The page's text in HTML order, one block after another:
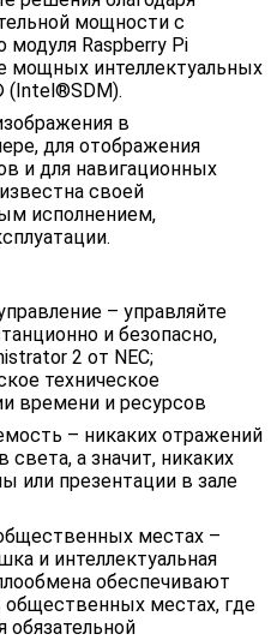
мощности с
Raspberry Pi
мощных интеллектуальных
(Intel®SDM).
в
для отображения
и для навигационных
своей
исполнением,
– управляйте
и безопасно,
2 от NEC;
техническое
времени и ресурсов
– никаких отражений
света, а значит, никаких
или презентации в зале
местах –
и интеллектуальная
обеспечивают
местах, где
обязательной